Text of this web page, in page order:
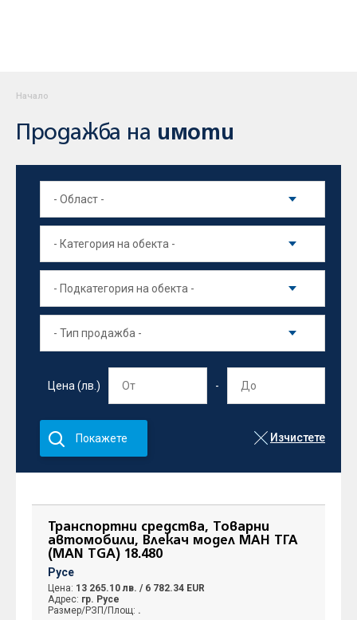
Начало
Продажба на имоти
Цена (лв.) -
Покажете Изчистете
Транспортни средства, Товарни
автомобили, Влекач модел МАН ТГА
(MAN TGA) 18.480
Русе
Цена: 13 265.10 лв. / 6 782.34 EUR
Адрес: гр. Русе
Размер/РЗП/Площ: .